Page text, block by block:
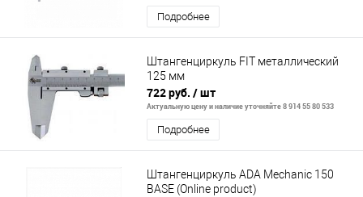
Подробнее
Штангенциркуль FIT металлический
125 мм
722 руб. / шт
Актуальную цену и наличие уточняйте 8 914 55 80 533
Подробнее
Штангенциркуль ADA Mechanic 150
BASE (Online product)